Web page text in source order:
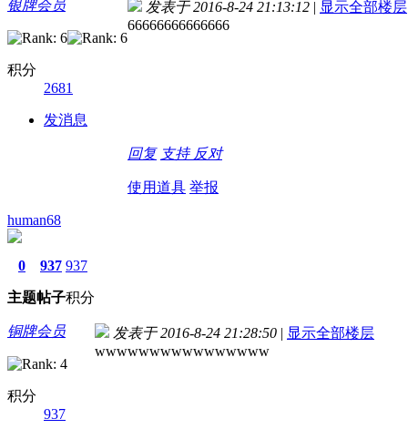
银牌会员
积分
2681
发消息
发表于 2016-8-24 21:13:12 | 显示全部楼层
66666666666666
回复 支持 反对
使用道具 举报
human68
0
主题
937
帖子
937
积分
铜牌会员
积分
937
发表于 2016-8-24 21:28:50 | 显示全部楼层
wwwwwwwwwwwwwwww